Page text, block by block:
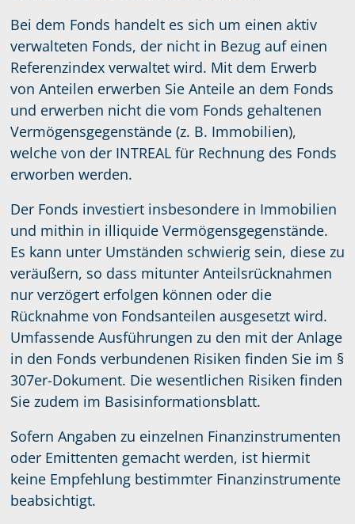
Bei dem Fonds handelt es sich um einen aktiv
verwalteten Fonds, der nicht in Bezug auf einen
Referenzindex verwaltet wird. Mit dem Erwerb
von Anteilen erwerben Sie Anteile an dem Fonds
und erwerben nicht die vom Fonds gehaltenen
Vermögensgegenstände (z. B. Immobilien),
welche von der INTREAL für Rechnung des Fonds
erworben werden.
Der Fonds investiert insbesondere in Immobilien
und mithin in illiquide Vermögensgegenstände.
Es kann unter Umständen schwierig sein, diese zu
veräußern, so dass mitunter Anteilsrücknahmen
nur verzögert erfolgen können oder die
Rücknahme von Fondsanteilen ausgesetzt wird.
Umfassende Ausführungen zu den mit der Anlage
in den Fonds verbundenen Risiken finden Sie im §
307er-Dokument. Die wesentlichen Risiken finden
Sie zudem im Basisinformationsblatt.
Sofern Angaben zu einzelnen Finanzinstrumenten
oder Emittenten gemacht werden, ist hiermit
keine Empfehlung bestimmter Finanzinstrumente
beabsichtigt.